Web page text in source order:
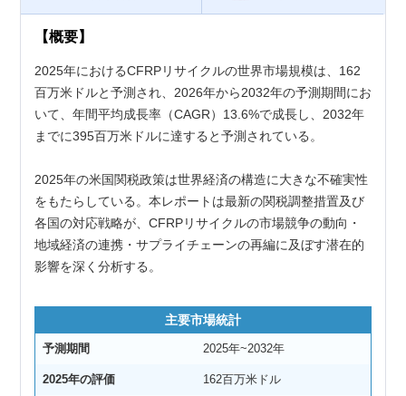
【概要】
2025年におけるCFRPリサイクルの世界市場規模は、162
百万米ドルと予測され、2026年から2032年の予測期間にお
いて、年間平均成長率（CAGR）13.6%で成長し、2032年
までに395百万米ドルに達すると予測されている。
2025年の米国関税政策は世界経済の構造に大きな不確実性
をもたらしている。本レポートは最新の関税調整措置及び
各国の対応戦略が、CFRPリサイクルの市場競争の動向・
地域経済の連携・サプライチェーンの再編に及ぼす潜在的
影響を深く分析する。
主要市場統計
予測期間 2025年~2032年
2025年の評価 162百万米ドル